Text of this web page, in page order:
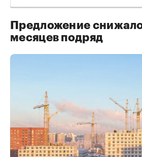
Предложение
месяцев подряд